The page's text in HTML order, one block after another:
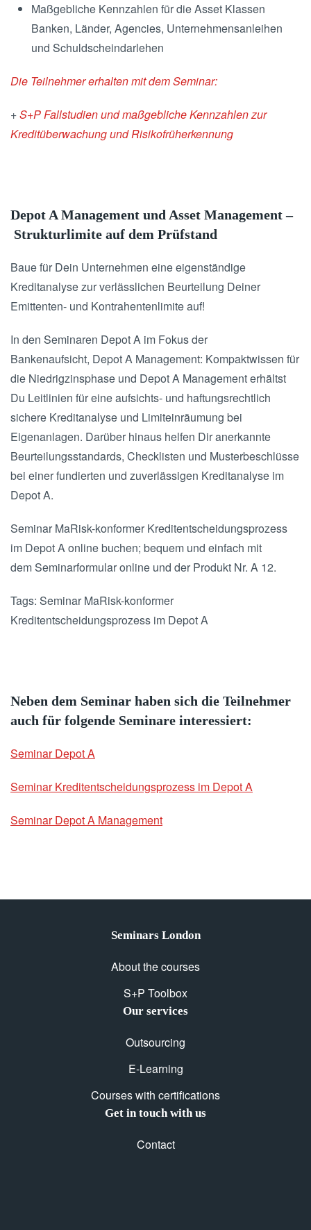
Maßgebliche Kennzahlen für die Asset Klassen
Banken, Länder, Agencies, Unternehmensanleihen
und Schuldscheindarlehen
Die Teilnehmer erhalten mit dem Seminar:
+S+P Fallstudien und maßgebliche Kennzahlen zur
Kreditüberwachung undRisikofrüherkennung
Depot A Management und Asset Management –
Strukturlimite auf dem Prüfstand
Baue für Dein Unternehmen eine eigenständige
Kreditanalyse zur verlässlichen Beurteilung Deiner
Emittenten- und Kontrahentenlimite auf!
In den Seminaren Depot A im Fokus der
Bankenaufsicht, Depot A Management: Kompaktwissen für
die Niedrigzinsphase und Depot A Management erhältst
Du Leitlinien für eine aufsichts- und haftungsrechtlich
sichere Kreditanalyse und Limiteinräumung bei
Eigenanlagen. Darüber hinaus helfen Dir anerkannte
Beurteilungsstandards, Checklisten und Musterbeschlüsse
bei einer fundierten und zuverlässigen Kreditanalyse im
Depot A.
Seminar MaRisk-konformer Kreditentscheidungsprozess
im Depot A online buchen; bequem und einfach mit
dem Seminarformular online und der Produkt Nr. A 12.
Tags: Seminar MaRisk-konformer
Kreditentscheidungsprozess im Depot A
Neben dem Seminar haben sich die Teilnehmer
auch für folgende Seminare interessiert:
Seminar Depot A
Seminar Kreditentscheidungsprozess im Depot A
Seminar Depot A Management
Seminars London
About the courses
S+P Toolbox
Our services
Outsourcing
E-Learning
Courses with certifications
Get in touch with us
Contact